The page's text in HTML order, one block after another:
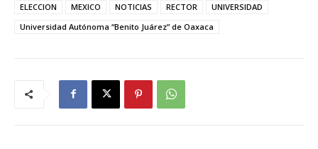
ELECCION
MEXICO NOTICIAS RECTOR
UNIVERSIDAD
Universidad Autónoma “Benito Juárez” de Oaxaca